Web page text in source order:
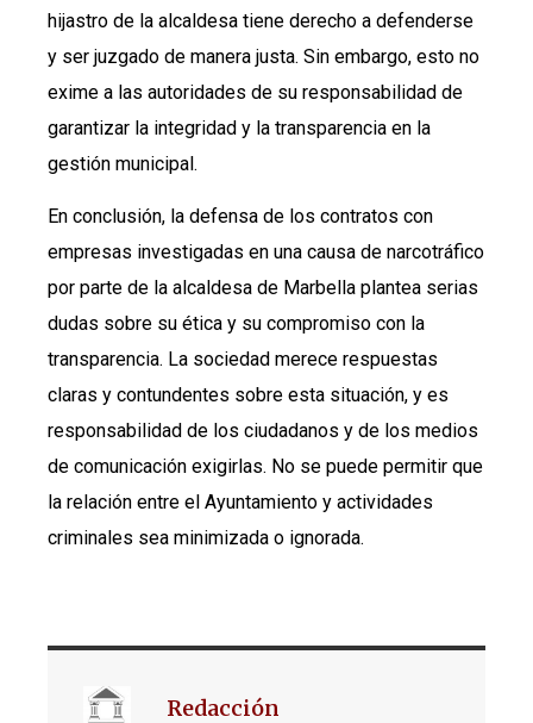
hijastro de la alcaldesa tiene derecho a defenderse
y ser juzgado de manera justa. Sin embargo, esto no
exime a las autoridades de su responsabilidad de
garantizar la integridad y la transparencia en la
gestión municipal.
En conclusión, la defensa de los contratos con
empresas investigadas en una causa de narcotráfico
por parte de la alcaldesa de Marbella plantea serias
dudas sobre su ética y su compromiso con la
transparencia. La sociedad merece respuestas
claras y contundentes sobre esta situación, y es
responsabilidad de los ciudadanos y de los medios
de comunicación exigirlas. No se puede permitir que
la relación entre el Ayuntamiento y actividades
criminales sea minimizada o ignorada.
Redacción